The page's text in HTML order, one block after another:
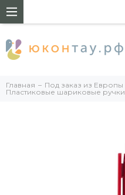
Главная Под заказ из Европы
Пластиковые шариковые ручки